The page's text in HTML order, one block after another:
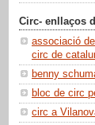
Circ- enllaços
associació
circ de
benny
bloc de circ
circ a